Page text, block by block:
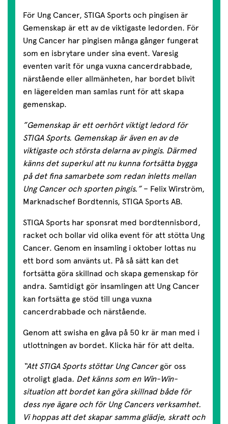
För Ung Cancer, STIGA Sports och pingisen är
Gemenskap är ett av de viktigaste ledorden. För
Ung Cancer har pingisen många gånger fungerat
som en isbrytare under sina event. Varesig
eventen varit för unga vuxna cancerdrabbade,
närstående eller allmänheten, har bordet blivit
en lägerelden man samlas runt för att skapa
gemenskap.
”Gemenskap är ett oerhört viktigt ledord för
STIGA Sports. Gemenskap är även en av de
viktigaste och största delarna av pingis. Därmed
känns det superkul att nu kunna fortsätta bygga
på det fina samarbete som redan inletts mellan
Ung Cancer och sporten pingis.”– Felix Wirström,
Marknadschef Bordtennis, STIGA Sports AB.
STIGA Sports har sponsrat med bordtennisbord,
racket och bollar vid olika event för att stötta Ung
Cancer. Genom en insamling i oktober lottas nu
ett bord som använts ut. På så sätt kan det
fortsätta göra skillnad och skapa gemenskap för
andra. Samtidigt gör insamlingen att Ung Cancer
kan fortsätta ge stöd till unga vuxna
cancerdrabbade och närstående.
Genom att swisha en gåva på 50 kr är man med i
utlottningen av bordet. Klicka här för att delta.
“Att STIGA Sports stöttar Ung Cancer gör oss
otroligt glada. Det känns som en Win-Win-
situation att bordet kan göra skillnad både för
dess nye ägare och för Ung Cancers verksamhet.
Vi hoppas att det skapar samma glädje, skratt och